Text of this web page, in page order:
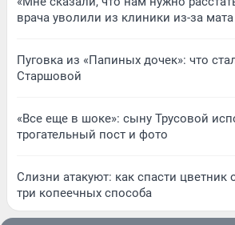
врача уволили из клиники из-за
Пуговка из «Папиных дочек»: что
Старшовой
«Все еще в шоке»: сыну Трусовой
трогательный пост и фото
Слизни атакуют: как спасти цветник
три копеечных способа